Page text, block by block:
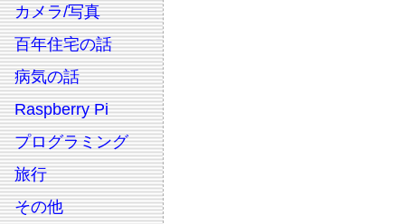
カメラ/写真
百年住宅の話
病気の話
Raspberry Pi
プログラミング
旅行
その他